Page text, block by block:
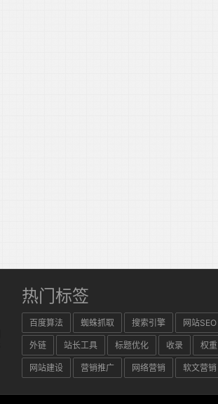
热门标签
百度算法 蜘蛛抓取 搜索引擎 网站SEO
外链 站长工具 标题优化 收录 权重
网站建设 营销推广 网络营销 软文营销